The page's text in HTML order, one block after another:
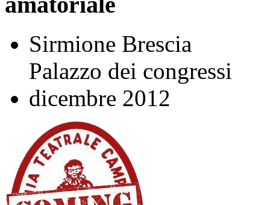
Sirmione Brescia
Palazzo dei congressi
dicembre 2012